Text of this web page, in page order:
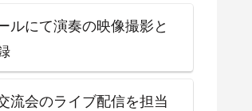
ルにて演奏の映像撮影と
流会のライブ配信を担当